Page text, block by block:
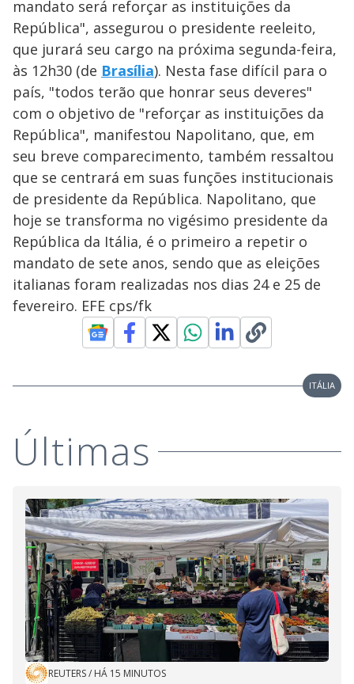
mandato será reforçar as instituições da
República", assegurou o presidente reeleito,
que jurará seu cargo na próxima segunda-feira,
às 12h30 (de Brasília). Nesta fase difícil para o
país, "todos terão que honrar seus deveres"
com o objetivo de "reforçar as instituições da
República", manifestou Napolitano, que, em
seu breve comparecimento, também ressaltou
que se centrará em suas funções institucionais
de presidente da República. Napolitano, que
hoje se transforma no vigésimo presidente da
República da Itália, é o primeiro a repetir o
mandato de sete anos, sendo que as eleições
italianas foram realizadas nos dias 24 e 25 de
fevereiro. EFE cps/fk
ITÁLIA
Últimas
REUTERS/ HÁ 15 MINUTOS